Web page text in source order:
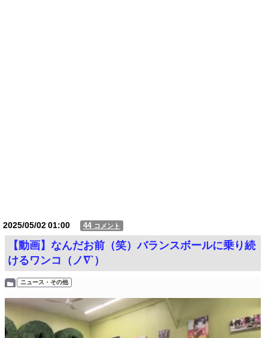
2025/05/0201:00 44 コメント
【動画】なんだお前（笑）バランスボールに乗り続
けるワンコ（ノ∇`）
ニュース・その他